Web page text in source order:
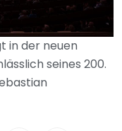
in der neuen
seines 200.